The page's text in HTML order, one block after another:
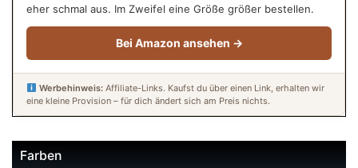
eher schmal aus. Im Zweifel eine Größe größer bestellen.
Bei Amazon ansehen →
Werbehinweis:Affiliate-Links. Kaufst du über einen Link, erhalten wir
eine kleine Provision – für dich ändert sich am Preis nichts.
Farben